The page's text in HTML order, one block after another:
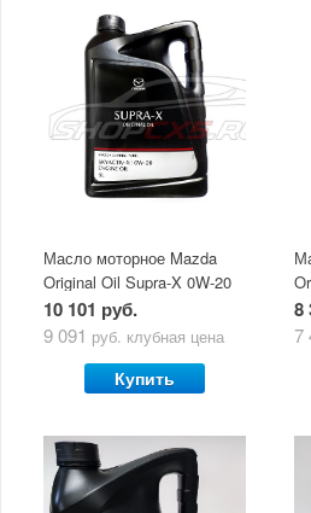
Масло моторное Mazda
Original Oil Supra-X 0W-20
(5 л)
10 101 руб.
9 091 руб. клубная цена
Купить
8
7